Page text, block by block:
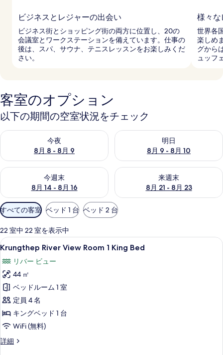
ビジネスとレジャーの出会い
ビジネス街とショッピング街の両方に位置し、20の
会議室とワークステーションを備えています。仕事の
後は、スパ、サウナ、テニスレッスンをお楽しみくだ
さい。
様々な
世界各
楽しめ
グから
ュッフ
客室のオプション
以下の期間の空室状況をチェック
今夜
8月 8 - 8月 9
今夜 8月 8 - 8月 9 の空室状況をチェック
明日
8月 9 - 8月 10
明日 8月 9 - 8月 10 の空室状
今週末
8月 14 - 8月 16
今週末 8月 14 - 8月 16 の空室状況をチェック
来週末
8月 21 - 8月 23
来週末 8月 21 - 8月 23 の空室
利
用
可
能
な
客
室
の
絞
り
込
み
条
すべての客室 ベッド 1 台 ベッド 2 台
22 室中 22 室を表示中
Krungthep
River
View
Room
King
Bed
の
す
べ
7
Krungthep River View Room 1 King Bed
リバー ビュー
44 ㎡
ベッドルーム 1 室
定員 4 名
キングベッド 1 台
WiFi (無料)
詳細
Krungthep